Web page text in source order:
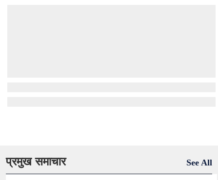
प्रमुख समाचार See All